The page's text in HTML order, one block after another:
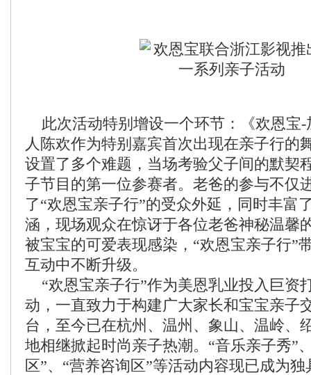
此次活动特别增设一个环节：《欢恩宝-
人陈欢作为特别嘉宾首次出现在亲子行的
设置了多个难题，当场考验父子间的默契
子节目的第一位参赛者。老爸的参与不仅
了“欢恩宝亲子行”的受众外延，同时丰富
涵，现场观众在惊讶于各位老爸神秘温馨
被宝宝的可爱表现感染，“欢恩宝亲子行”
互动中不断升级。
“欢恩宝亲子行”作为美恩乳业投入巨资
动，一直致力于构建广大家长和宝宝亲子
台，至今已在杭州、温州、象山、温岭、
地相继掀起时尚亲子热潮。“音乐亲子秀”
区”、“营养咨询区”等活动内容现已成为